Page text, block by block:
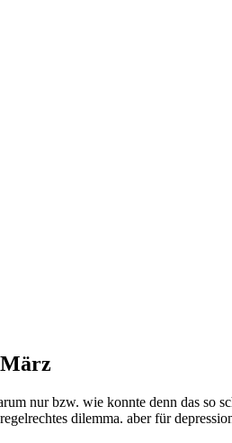
nur bzw. wie konnte denn das so
dilemma. aber für